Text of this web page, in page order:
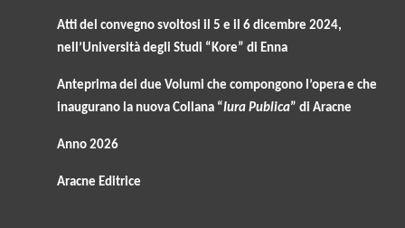
Atti del convegno svoltosi il 5 e il 6 dicembre 2024,
nell’Università degli Studi “Kore” di Enna
Anteprima dei due Volumi che compongono l’opera e che
inaugurano la nuova Collana “Iura Publica” di Aracne
Anno 2026
Aracne Editrice